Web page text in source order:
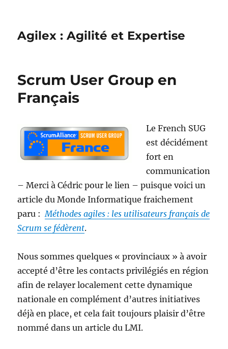
Agilex : Agilité et Expertise
Scrum User Group en
Français
Le French SUG
est décidément
fort en
communication
– Merci à Cédric pour le lien – puisque voici un
article du Monde Informatique fraichement
paru :Méthodes agiles : les utilisateurs français de
Scrum se fédèrent.
Nous sommes quelques « provinciaux » à avoir
accepté d’être les contacts privilégiés en région
afin de relayer localement cette dynamique
nationale en complément d’autres initiatives
déjà en place, et cela fait toujours plaisir d’être
nommé dans un article du LMI.